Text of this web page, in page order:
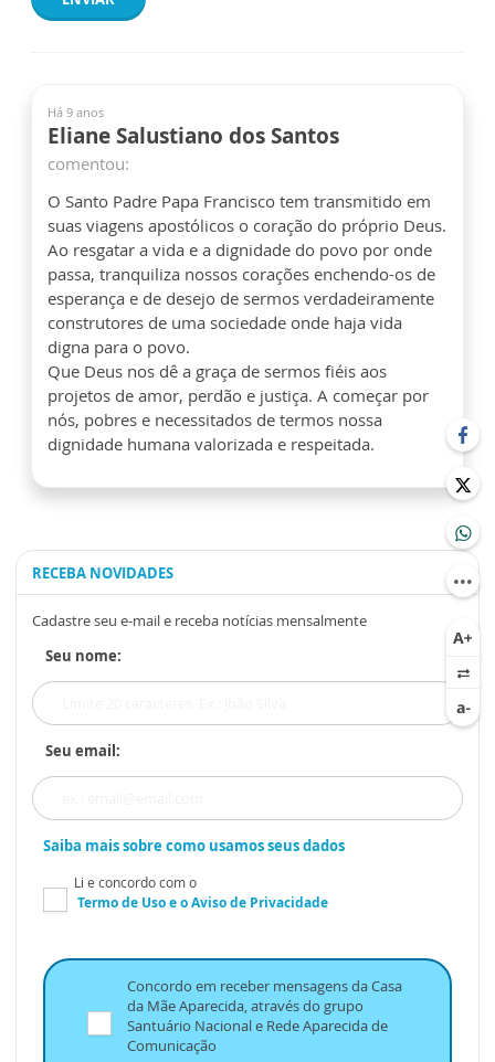
Há 9 anos
Eliane Salustiano dos Santos
comentou:
O Santo Padre Papa Francisco tem transmitido em
suas viagens apostólicos o coração do próprio Deus.
Ao resgatar a vida e a dignidade do povo por onde
passa, tranquiliza nossos corações enchendo-os de
esperança e de desejo de sermos verdadeiramente
construtores de uma sociedade onde haja vida
digna para o povo.
Que Deus nos dê a graça de sermos fiéis aos
projetos de amor, perdão e justiça. A começar por
nós, pobres e necessitados de termos nossa
dignidade humana valorizada e respeitada.
RECEBA NOVIDADES
Cadastre seu e-mail e receba notícias mensalmente
Seu nome:
Seu email:
Saiba mais sobre como usamos seus dados
Li e concordo com o
Termo de Usoe oAviso de Privacidade
Concordo em receber mensagens da Casa
da Mãe Aparecida, através do grupo
Santuário Nacional e Rede Aparecida de
Comunicação